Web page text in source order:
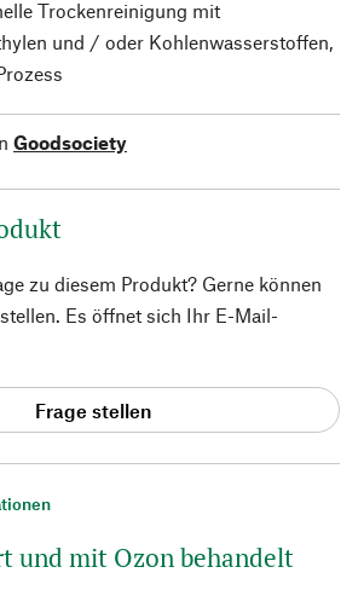
und mit Ozon behandelt
Trockenreinigung mit
und / oder Kohlenwasserstoffen,
Goodsociety
zu diesem Produkt? Gerne können
Es öffnet sich Ihr E-Mail-
Frage stellen